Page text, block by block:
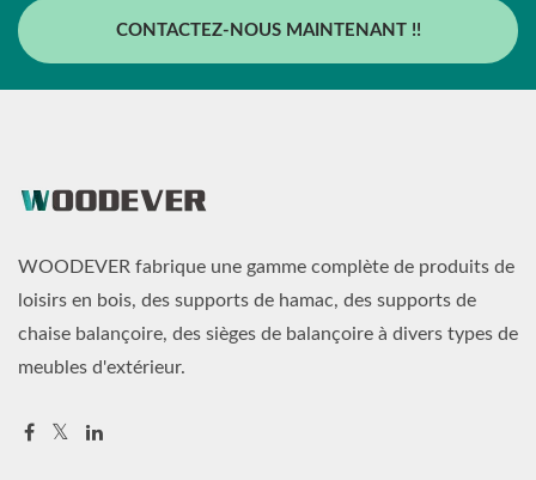
CONTACTEZ-NOUS MAINTENANT !!
WOODEVER fabrique une gamme complète de produits de
loisirs en bois, des supports de hamac, des supports de
chaise balançoire, des sièges de balançoire à divers types de
meubles d'extérieur.